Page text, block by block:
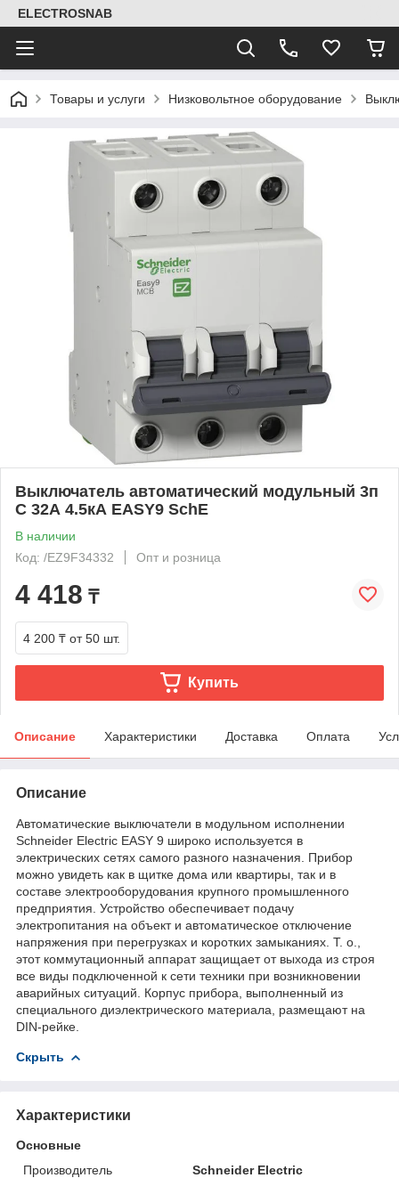
ELECTROSNAB
Товары и услуги Низковольтное оборудование
Выключатель автоматический модульный 3п
C 32А 4.5кА EASY9 SchE
В наличии
Код: /EZ9F34332
Опт и розница
4 418 ₸
4 200 ₸ от 50 шт.
Купить
Описание Характеристики Доставка Оплата
Описание
Автоматические выключатели в модульном исполнении
Schneider Electric EASY 9 широко используется в
электрических сетях самого разного назначения. Прибор
можно увидеть как в щитке дома или квартиры, так и в
составе электрооборудования крупного промышленного
предприятия. Устройство обеспечивает подачу
электропитания на объект и автоматическое отключение
напряжения при перегрузках и коротких замыканиях. Т. о.,
этот коммутационный аппарат защищает от выхода из строя
все виды подключенной к сети техники при возникновении
аварийных ситуаций. Корпус прибора, выполненный из
специального диэлектрического материала, размещают на
DIN-рейке.
Скрыть
Характеристики
Основные
Производитель
Schneider Electric